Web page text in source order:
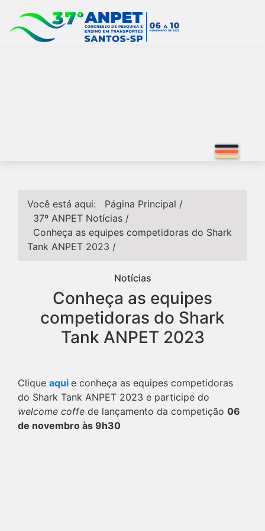
Você está aqui: Página Principal /
37º ANPET Notícias /
Conheça as equipes competidoras do Shark
Tank ANPET 2023 /
Notícias
Conheça as equipes
competidoras do Shark
Tank ANPET 2023
Clique aqui e conheça as equipes competidoras
do Shark Tank ANPET 2023 e participe do
welcome coffe de lançamento da competição 06
de novembro às 9h30